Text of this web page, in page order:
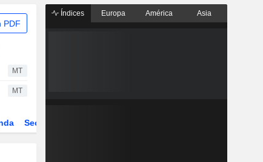
PDF
MT
MT
Sector
Índices Europa América Asia